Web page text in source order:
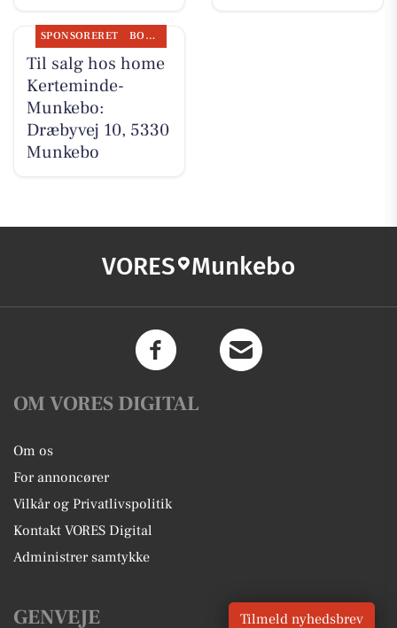
SPONSORERET BOLIGMARKED
Til salg hos home
Kerteminde-
Munkebo:
Dræbyvej 10, 5330
Munkebo
VORES Munkebo
OM VORES DIGITAL
Om os
For annoncører
Vilkår og Privatlivspolitik
Kontakt VORES Digital
Administrer samtykke
GENVEJE Tilmeld nyhedsbrev